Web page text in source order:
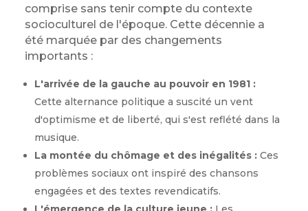
comprise sans tenir compte du contexte
socioculturel de l'époque. Cette décennie a
été marquée par des changements
importants :
L'arrivée de la gauche au pouvoir en 1981 :
Cette alternance politique a suscité un vent
d'optimisme et de liberté, qui s'est reflété dans la
musique.
La montée du chômage et des inégalités :Ces
problèmes sociaux ont inspiré des chansons
engagées et des textes revendicatifs.